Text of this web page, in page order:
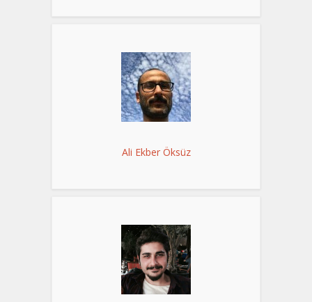
Ali Ekber Öksüz